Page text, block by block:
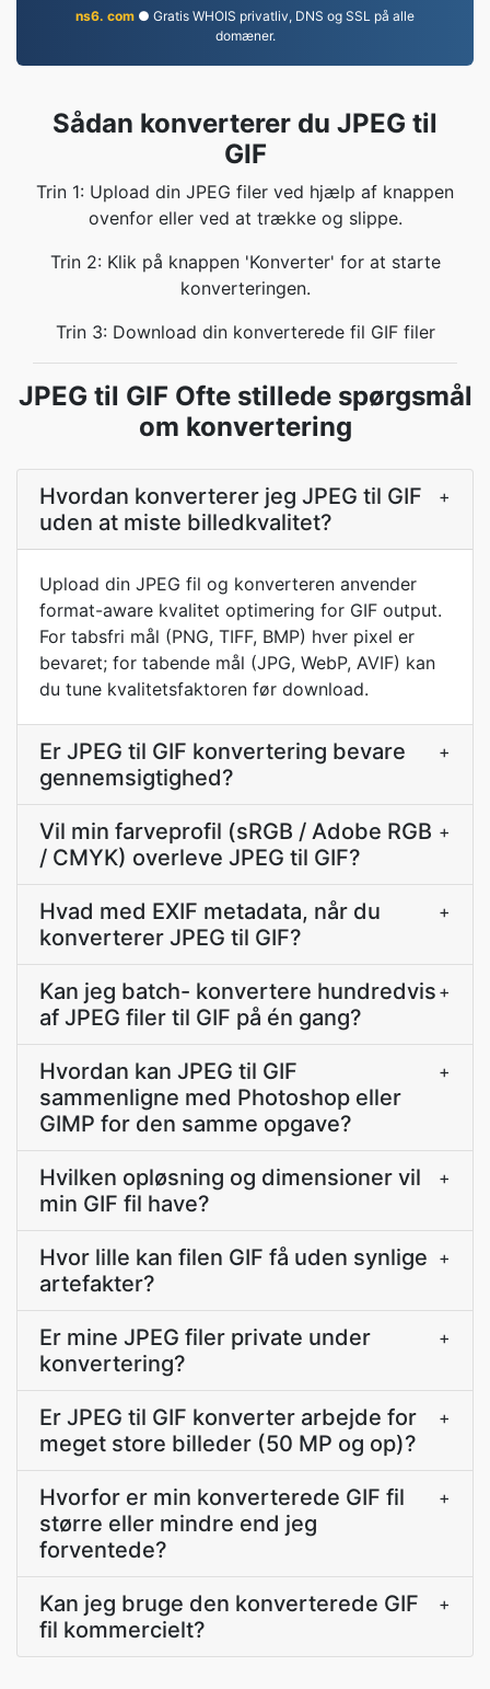
ns6. com ● Gratis WHOIS privatliv, DNS og SSL på alle
domæner.
Sådan konverterer du JPEG til
GIF
Trin 1: Upload din JPEG filer ved hjælp af knappen
ovenfor eller ved at trække og slippe.
Trin 2: Klik på knappen 'Konverter' for at starte
konverteringen.
Trin 3: Download din konverterede fil GIF filer
JPEG til GIF Ofte stillede spørgsmål
om konvertering
Hvordan konverterer jeg JPEG til GIF
uden at miste billedkvalitet?
+
Upload din JPEG fil og konverteren anvender
format-aware kvalitet optimering for GIF output.
For tabsfri mål (PNG, TIFF, BMP) hver pixel er
bevaret; for tabende mål (JPG, WebP, AVIF) kan
du tune kvalitetsfaktoren før download.
Er JPEG til GIF konvertering bevare
gennemsigtighed?
+
Vil min farveprofil (sRGB / Adobe RGB
/ CMYK) overleve JPEG til GIF?
+
Hvad med EXIF metadata, når du
konverterer JPEG til GIF?
+
Kan jeg batch- konvertere hundredvis
af JPEG filer til GIF på én gang?
+
Hvordan kan JPEG til GIF
sammenligne med Photoshop eller
GIMP for den samme opgave?
+
Hvilken opløsning og dimensioner vil
min GIF fil have?
+
Hvor lille kan filen GIF få uden synlige
artefakter?
+
Er mine JPEG filer private under
konvertering?
+
Er JPEG til GIF konverter arbejde for
meget store billeder (50 MP og op)?
+
Hvorfor er min konverterede GIF fil
større eller mindre end jeg
forventede?
+
Kan jeg bruge den konverterede GIF
fil kommercielt?
+